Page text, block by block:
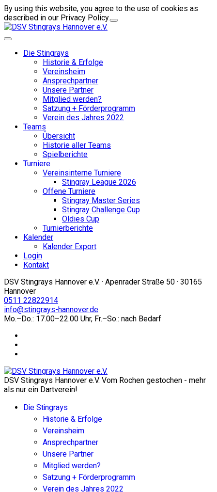
By using this website, you agree to the use of cookies as
described in our Privacy Policy.
Die Stingrays
Historie & Erfolge
Vereinsheim
Ansprechpartner
Unsere Partner
Mitglied werden?
Satzung + Förderprogramm
Verein des Jahres 2022
Teams
Übersicht
Historie aller Teams
Spielberichte
Turniere
Vereinsinterne Turniere
Stingray League 2026
Offene Turniere
Stingray Master Series
Stingray Challenge Cup
Oldies Cup
Turnierberichte
Kalender
Kalender Export
Login
Kontakt
DSV Stingrays Hannover e.V. · Apenrader Straße 50 · 30165
Hannover
0511 22822914
info@stingrays-hannover.de
Mo.–Do.: 17.00–22.00 Uhr, Fr.–So.: nach Bedarf
DSV Stingrays Hannover e.V. Vom Rochen gestochen - mehr
als nur ein Dartverein!
Die Stingrays
Historie & Erfolge
Vereinsheim
Ansprechpartner
Unsere Partner
Mitglied werden?
Satzung + Förderprogramm
Verein des Jahres 2022